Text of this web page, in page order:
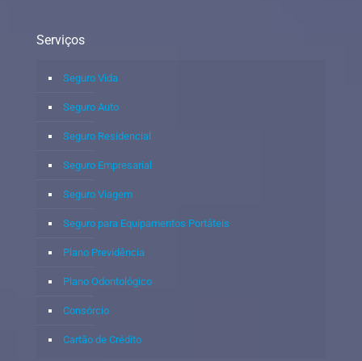
Serviços
Seguro Vida
Seguro Auto
Seguro Residencial
Seguro Empresarial
Seguro Viagem
Seguro para Equipamentos Portáteis
Plano Previdência
Plano Odontológico
Consórcio
Cartão de Crédito